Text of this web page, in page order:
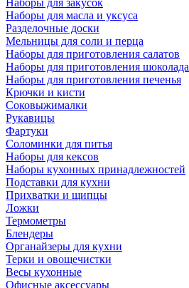
Наборы для закусок
Наборы для масла и уксуса
Разделочные доски
Мельницы для соли и перца
Наборы для приготовления салатов
Наборы для приготовления шоколада
Наборы для приготовления печенья
Крючки и кисти
Соковыжималки
Рукавицы
Фартуки
Соломинки для питья
Наборы для кексов
Наборы кухонных принадлежностей
Подставки для кухни
Прихватки и щипцы
Ложки
Термометры
Блендеры
Органайзеры для кухни
Терки и овощечистки
Весы кухонные
Офисные аксессуары